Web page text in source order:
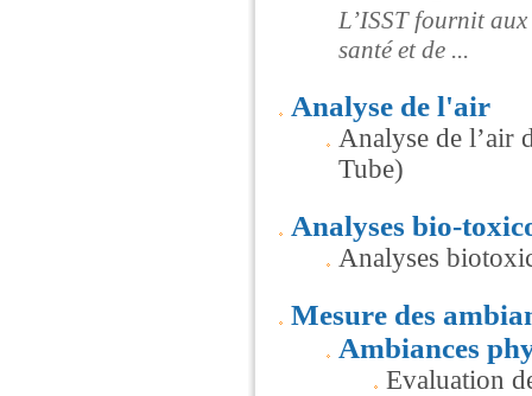
L’ISST fournit
santé et de ...
Analyse de l'air
Analyse de l’air
Tube)
Analyses bio-
Analyses
Mesure des
Ambiances
Evaluation